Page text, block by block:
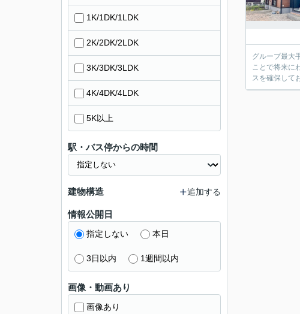
グループ最大
ことで将来にわたって家計にゆ
スを確保して
1K/1DK/1LDK
2K/2DK/2LDK
3K/3DK/3LDK
4K/4DK/4LDK
5K以上
駅・バス停からの時間
建物構造 追加する
情報公開日
指定しない 本日
3日以内 1週間以内
画像・動画あり
画像あり